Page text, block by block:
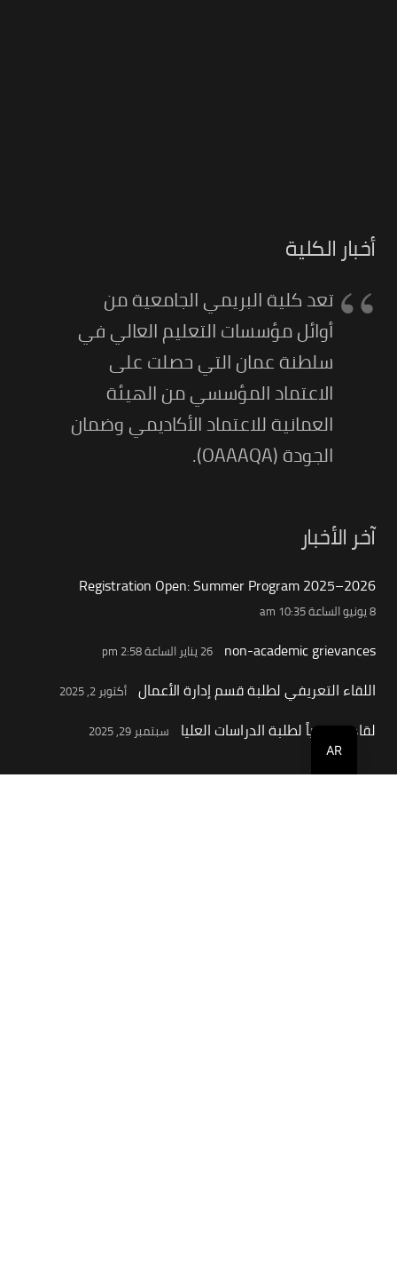
أخبار الكلية
تعد كلية البريمي الجامعية من
أوائل مؤسسات التعليم العالي في
سلطنة عمان التي حصلت على
الاعتماد المؤسسي من الهيئة
العمانية للاعتماد الأكاديمي وضمان
الجودة (OAAAQA).
آخر الأخبار
Registration Open: Summer Program 2025–2026
8 يونيو الساعة 10:35 am
non-academic grievances 26 يناير الساعة 2:58 pm
اللقاء التعريفي لطلبة قسم إدارة الأعمال أكتوبر 2, 2025
لقاء تعريفياً لطلبة الدراسات العليا سبتمبر 29, 2025
AR